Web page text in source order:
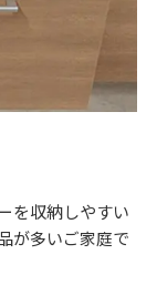
を収納しやすい
が多いご家庭で